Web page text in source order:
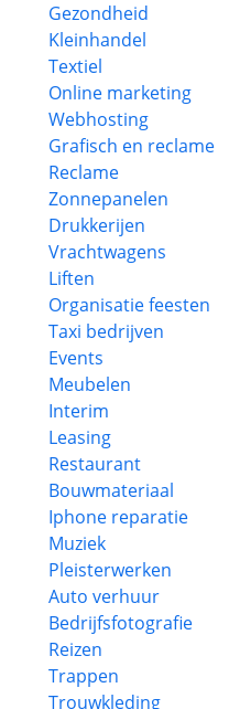
Gezondheid
Kleinhandel
Textiel
Online marketing
Webhosting
Grafisch en reclame
Reclame
Zonnepanelen
Drukkerijen
Vrachtwagens
Liften
Organisatie feesten
Taxi bedrijven
Events
Meubelen
Interim
Leasing
Restaurant
Bouwmateriaal
Iphone reparatie
Muziek
Pleisterwerken
Auto verhuur
Bedrijfsfotografie
Reizen
Trappen
Trouwkleding